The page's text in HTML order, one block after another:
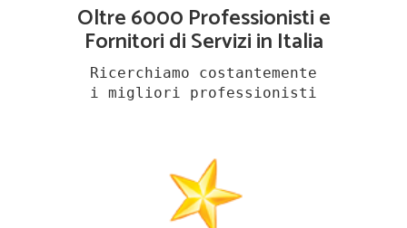
Oltre 6000 Professionisti e
Fornitori di Servizi in Italia
Ricerchiamo costantemente
i migliori professionisti